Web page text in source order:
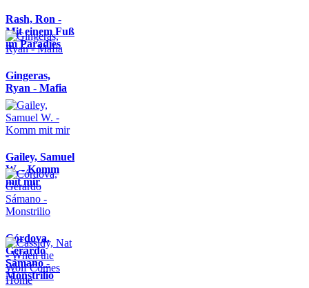
Rash, Ron -
Mit einem Fuß
im Paradies
Gingeras,
Ryan - Mafia
Gailey, Samuel
W. - Komm
mit mir
Córdova,
Gerardo
Sámano -
Monstrilio